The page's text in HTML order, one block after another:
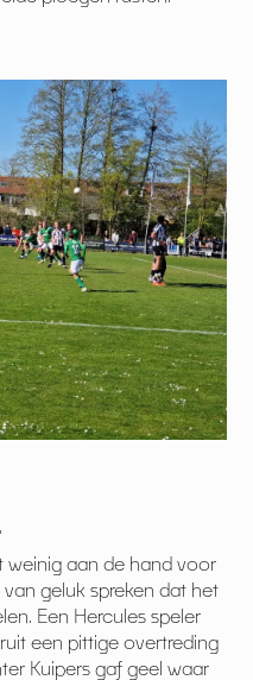
weinig aan de hand voor
geluk spreken dat het
Een Hercules speler
een pittige overtreding
Kuipers gaf geel waar